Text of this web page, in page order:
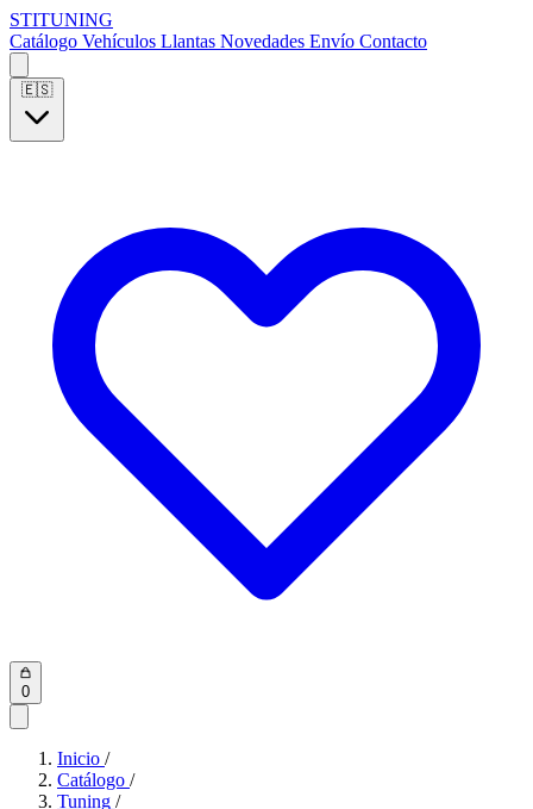
STITUNING
Catálogo Vehículos Llantas Novedades Envío Contacto
🇪🇸
0
Inicio /
Catálogo /
Tuning /